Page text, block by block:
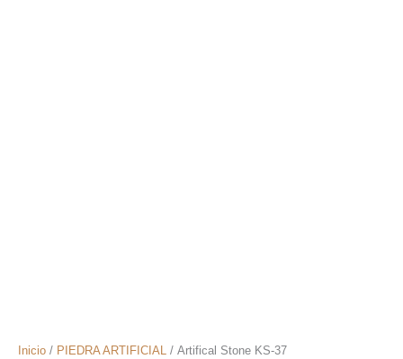
Inicio / PIEDRA ARTIFICIAL / Artifical Stone KS-37